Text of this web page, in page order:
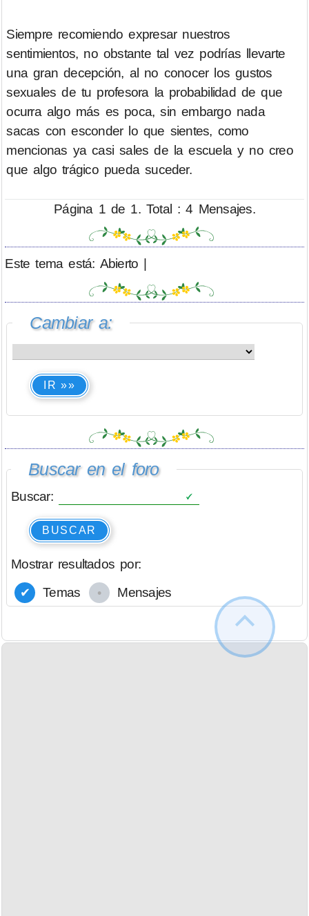
Siempre recomiendo expresar nuestros
sentimientos, no obstante tal vez podrías llevarte
una gran decepción, al no conocer los gustos
sexuales de tu profesora la probabilidad de que
ocurra algo más es poca, sin embargo nada
sacas con esconder lo que sientes, como
mencionas ya casi sales de la escuela y no creo
que algo trágico pueda suceder.
Página 1 de 1. Total : 4 Mensajes.
Este tema está: Abierto |
Cambiar a:
IR »»
Buscar en el foro
Buscar:
BUSCAR
Mostrar resultados por:
Temas
Mensajes